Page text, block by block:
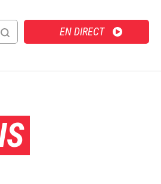
EN DIRECT